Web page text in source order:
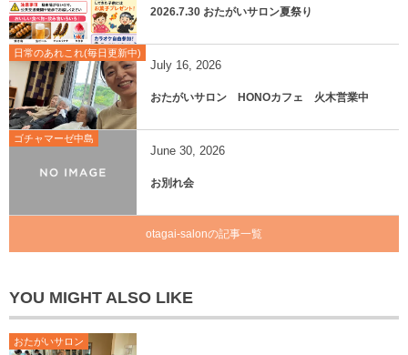
2026.7.30 おたがいサロン夏祭り
日常のあれこれ(毎日更新中)
July 16, 2026
おたがいサロン HONOカフェ 火木営業中
ゴチャマーゼ中島
June 30, 2026
お別れ会
otagai-salonの記事一覧
YOU MIGHT ALSO LIKE
おたがいサロン